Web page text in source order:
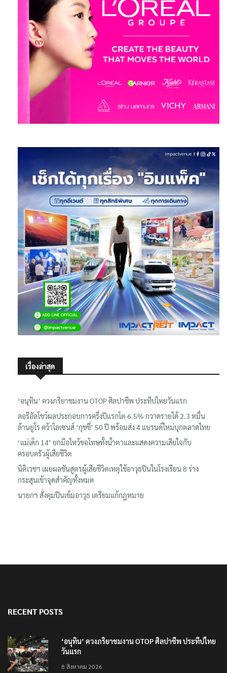
เรื่องล่าสุด
‘อนุทิน’ ควงภริยาชมงาน OTOP ศิลปาชีพ ประทีปไทยวันแรก
ลอรีอัลโชว์ผลประกอบการครึ่งปีแรกโต 6.5% กวาดรายได้ 2.3 หมื่น
ล้านยูโร คว้าไลเซนส์ ‘กุชชี่’ 50 ปี พร้อมส่ง 4 แบรนด์ใหม่บุกตลาดไทย
‘แม่เด็ก 14’ ยกมือไหว้ขอโทษทั้งน้ำตาและแสดงความเสียใจกับ
ครอบครัวผู้เสียชีวิต
นิติเวชฯ เผยผลชันสูตรผู้เสียชีวิตเหตุใช้อาวุธปืนในโรงเรียน 8 ร่าง
กระสุนเข้าจุดสำคัญทั้งหมด
นายกฯ สั่งคุมปืนเข้มอาวุธ เตรียมแก้กฎหมาย
RECENT POSTS
‘อนุทิน’ ควงภริยาชมงาน OTOP ศิลปาชีพ ประทีปไทย
วันแรก
8 สิงหาคม 2026